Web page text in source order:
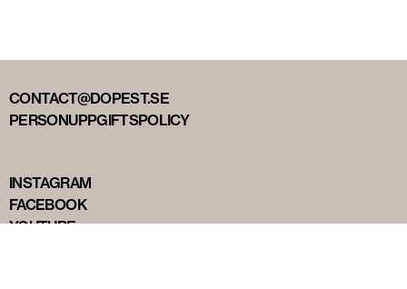
CONTACT@DOPEST.SE
PERSONUPPGIFTSPOLICY
INSTAGRAM
FACEBOOK
YOUTUBE